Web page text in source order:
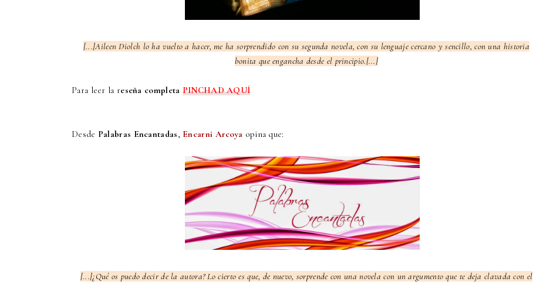
[...]Aileen Diolch lo ha vuelto a hacer, me ha sorprendido con su segunda novela, con su lenguaje cercano y sencillo, con una historia
bonita que engancha desde el principio.[...]
Para leer la reseña completa PINCHAD AQUÍ
Desde Palabras Encantadas, Encarni Arcoya opina que:
[...]¿Qué os puedo decir de la autora? Lo cierto es que, de nuevo, sorprende con una novela con un argumento que te deja clavada con el